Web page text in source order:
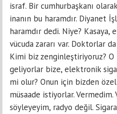
israf. Bir cumhurbaşkanı
inanın bu haramdır. Diyanet
haramdır dedi. Niye?
vücuda zararı var. Doktorlar
Kimi biz zenginleştiriyoruz?
geliyorlar bize, elektronik
mi olur? Onun için bizden
müsaade istiyorlar.
söyleyeyim, radyo değil.